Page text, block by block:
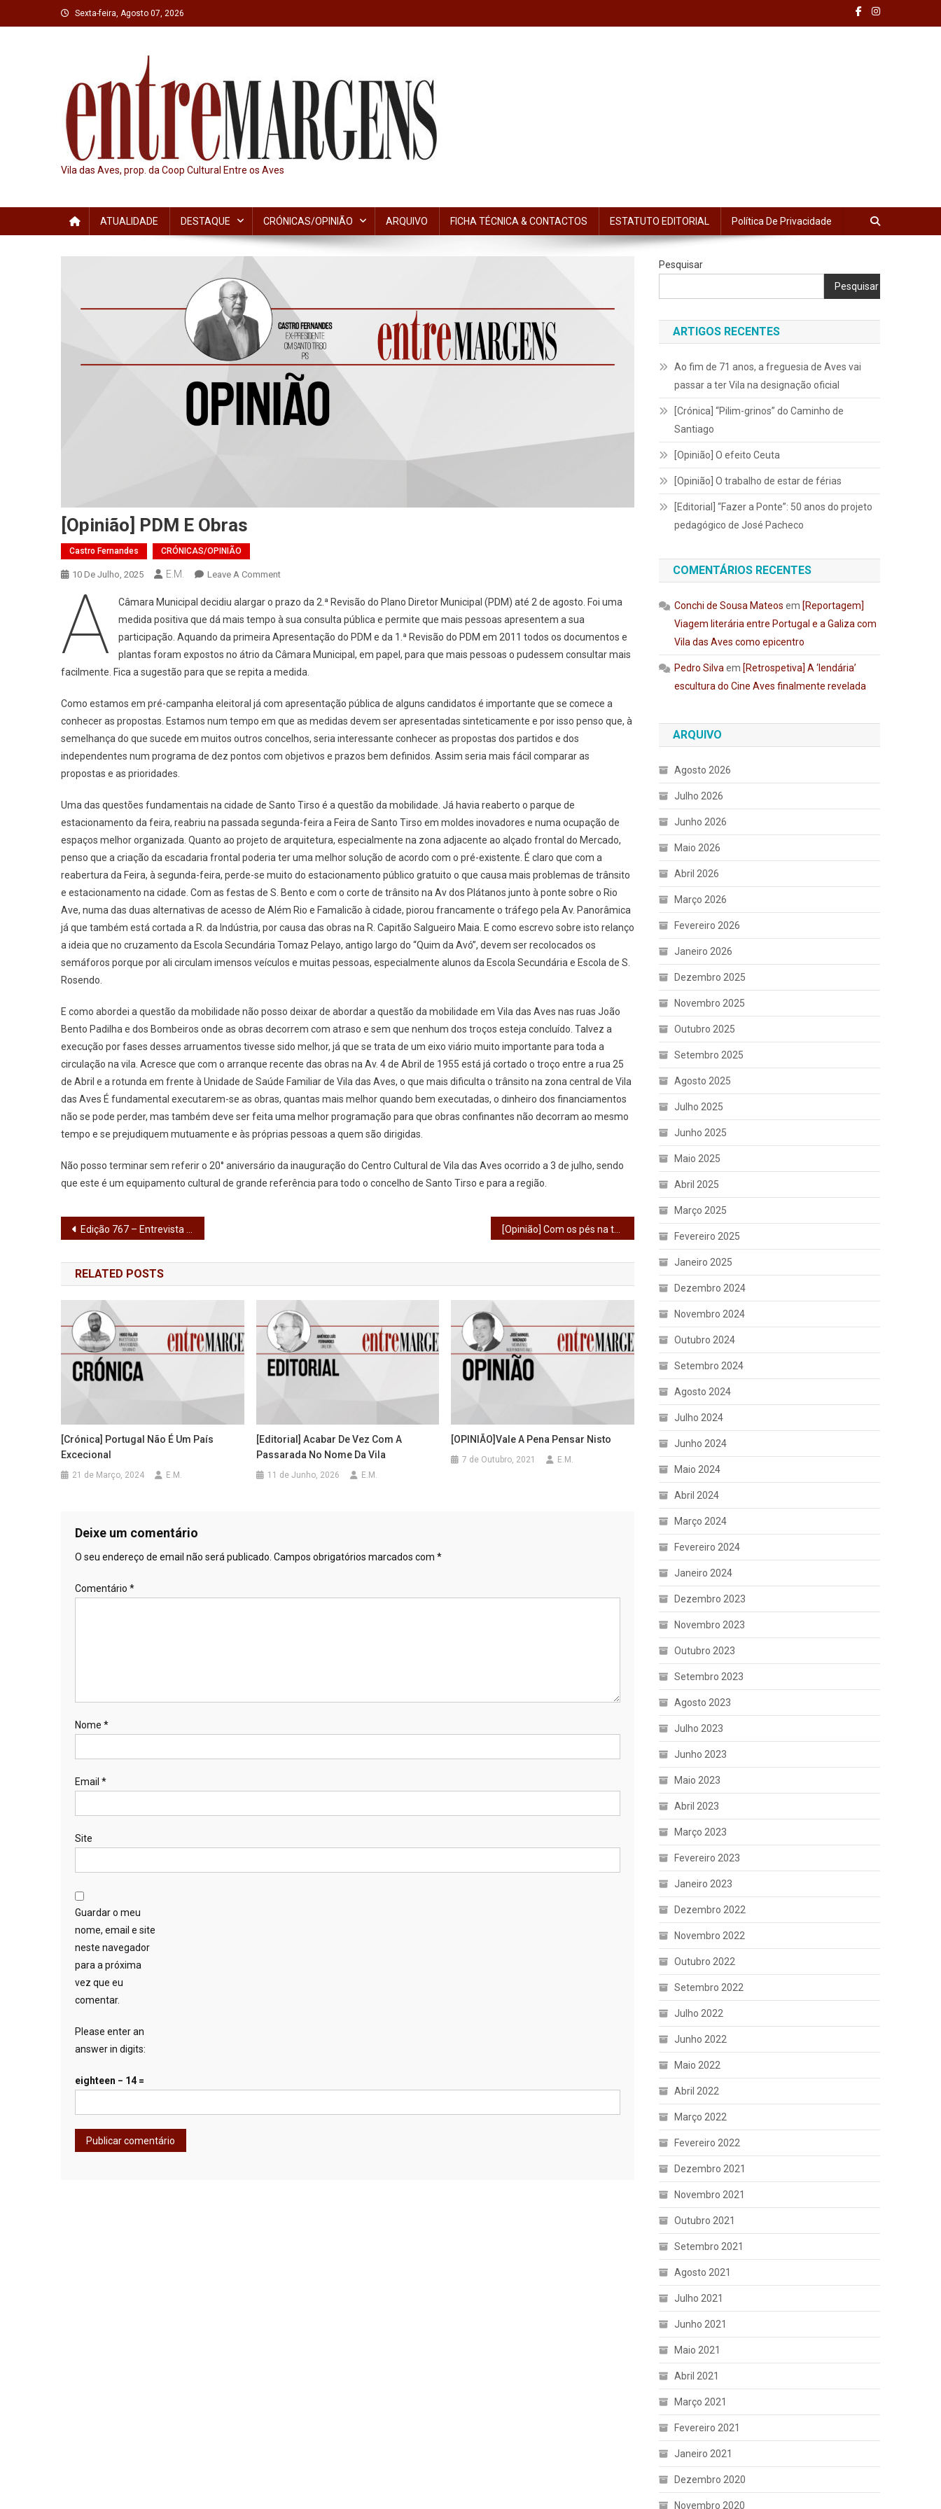
to
Sexta-feira, Agosto 07, 2026
Vila das Aves, prop. da Coop Cultural Entre os Aves
ATUALIDADE DESTAQUE CRÓNICAS/OPINIÃO ARQUIVO FICHA TÉCNICA & CONTACTOS ESTATUTO EDITORIAL Política De Privacidade
[Opinião] PDM E Obras
Castro Fernandes CRÓNICAS/OPINIÃO
10 De Julho, 2025 E.M. Leave A CommentOn
PDM
E
Obras
A
Câmara Municipal decidiu alargar o prazo da 2.ª Revisão do Plano Diretor Municipal (PDM) até 2 de agosto. Foi uma
medida positiva que dá mais tempo à sua consulta pública e permite que mais pessoas apresentem a sua
participação. Aquando da primeira Apresentação do PDM e da 1.ª Revisão do PDM em 2011 todos os documentos e
plantas foram expostos no átrio da Câmara Municipal, em papel, para que mais pessoas o pudessem consultar mais
facilmente. Fica a sugestão para que se repita a medida.
Como estamos em pré-campanha eleitoral já com apresentação pública de alguns candidatos é importante que se comece a
conhecer as propostas. Estamos num tempo em que as medidas devem ser apresentadas sinteticamente e por isso penso que, à
semelhança do que sucede em muitos outros concelhos, seria interessante conhecer as propostas dos partidos e dos
independentes num programa de dez pontos com objetivos e prazos bem definidos. Assim seria mais fácil comparar as
propostas e as prioridades.
Uma das questões fundamentais na cidade de Santo Tirso é a questão da mobilidade. Já havia reaberto o parque de
estacionamento da feira, reabriu na passada segunda-feira a Feira de Santo Tirso em moldes inovadores e numa ocupação de
espaços melhor organizada. Quanto ao projeto de arquitetura, especialmente na zona adjacente ao alçado frontal do Mercado,
penso que a criação da escadaria frontal poderia ter uma melhor solução de acordo com o pré-existente. É claro que com a
reabertura da Feira, à segunda-feira, perde-se muito do estacionamento público gratuito o que causa mais problemas de trânsito
e estacionamento na cidade. Com as festas de S. Bento e com o corte de trânsito na Av dos Plátanos junto à ponte sobre o Rio
Ave, numa das duas alternativas de acesso de Além Rio e Famalicão à cidade, piorou francamente o tráfego pela Av. Panorâmica
já que também está cortada a R. da Indústria, por causa das obras na R. Capitão Salgueiro Maia. E como escrevo sobre isto relanço
a ideia que no cruzamento da Escola Secundária Tomaz Pelayo, antigo largo do “Quim da Avó”, devem ser recolocados os
semáforos porque por ali circulam imensos veículos e muitas pessoas, especialmente alunos da Escola Secundária e Escola de S.
Rosendo.
E como abordei a questão da mobilidade não posso deixar de abordar a questão da mobilidade em Vila das Aves nas ruas João
Bento Padilha e dos Bombeiros onde as obras decorrem com atraso e sem que nenhum dos troços esteja concluído. Talvez a
execução por fases desses arruamentos tivesse sido melhor, já que se trata de um eixo viário muito importante para toda a
circulação na vila. Acresce que com o arranque recente das obras na Av. 4 de Abril de 1955 está já cortado o troço entre a rua 25
de Abril e a rotunda em frente à Unidade de Saúde Familiar de Vila das Aves, o que mais dificulta o trânsito na zona central de Vila
das Aves É fundamental executarem-se as obras, quantas mais melhor quando bem executadas, o dinheiro dos financiamentos
não se pode perder, mas também deve ser feita uma melhor programação para que obras confinantes não decorram ao mesmo
tempo e se prejudiquem mutuamente e às próprias pessoas a quem são dirigidas.
Não posso terminar sem referir o 20° aniversário da inauguração do Centro Cultural de Vila das Aves ocorrido a 3 de julho, sendo
que este é um equipamento cultural de grande referência para todo o concelho de Santo Tirso e para a região.
Navegação
de
artigos
Edição 767 – Entrevista a Ricardo Pereira (PSD/IL) [Opinião] Com os pés na terra e o futuro nas mãos
RELATED POSTS
[Crónica] Portugal Não É Um País
Excecional
21 de Março, 2024 E.M.
[Editorial] Acabar De Vez Com A
Passarada No Nome Da Vila
11 de Junho, 2026 E.M.
[OPINIÃO]Vale A Pena Pensar Nisto
7 de Outubro, 2021 E.M.
Deixe um comentário
O seu endereço de email não será publicado. Campos obrigatórios marcados com *
Comentário *
Nome *
Email *
Site
Guardar o meu
nome, email e site
neste navegador
para a próxima
vez que eu
comentar.
Please enter an
answer in digits:
eighteen − 14 =
Pesquisar
Pesquisar
ARTIGOS RECENTES
Ao fim de 71 anos, a freguesia de Aves vai
passar a ter Vila na designação oficial
[Crónica] “Pilim-grinos” do Caminho de
Santiago
[Opinião] O efeito Ceuta
[Opinião] O trabalho de estar de férias
[Editorial] “Fazer a Ponte”: 50 anos do projeto
pedagógico de José Pacheco
COMENTÁRIOS RECENTES
Conchi de Sousa Mateos em [Reportagem]
Viagem literária entre Portugal e a Galiza com
Vila das Aves como epicentro
Pedro Silva em [Retrospetiva] A ‘lendária’
escultura do Cine Aves finalmente revelada
ARQUIVO
Agosto 2026
Julho 2026
Junho 2026
Maio 2026
Abril 2026
Março 2026
Fevereiro 2026
Janeiro 2026
Dezembro 2025
Novembro 2025
Outubro 2025
Setembro 2025
Agosto 2025
Julho 2025
Junho 2025
Maio 2025
Abril 2025
Março 2025
Fevereiro 2025
Janeiro 2025
Dezembro 2024
Novembro 2024
Outubro 2024
Setembro 2024
Agosto 2024
Julho 2024
Junho 2024
Maio 2024
Abril 2024
Março 2024
Fevereiro 2024
Janeiro 2024
Dezembro 2023
Novembro 2023
Outubro 2023
Setembro 2023
Agosto 2023
Julho 2023
Junho 2023
Maio 2023
Abril 2023
Março 2023
Fevereiro 2023
Janeiro 2023
Dezembro 2022
Novembro 2022
Outubro 2022
Setembro 2022
Julho 2022
Junho 2022
Maio 2022
Abril 2022
Março 2022
Fevereiro 2022
Dezembro 2021
Novembro 2021
Outubro 2021
Setembro 2021
Agosto 2021
Julho 2021
Junho 2021
Maio 2021
Abril 2021
Março 2021
Fevereiro 2021
Janeiro 2021
Dezembro 2020
Novembro 2020